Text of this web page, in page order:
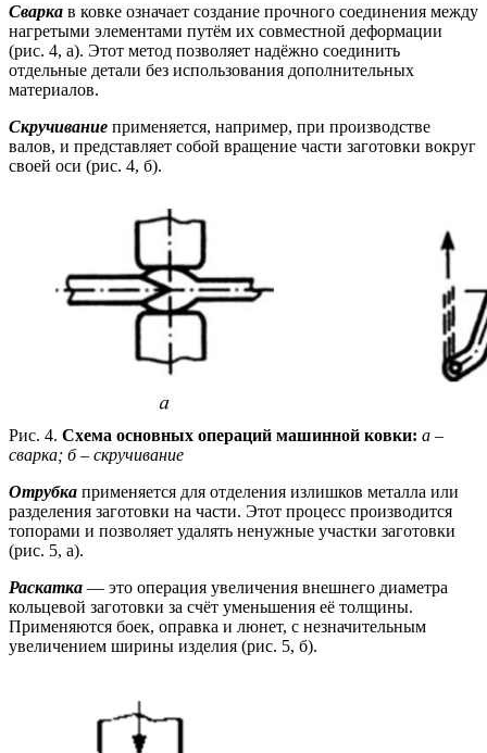
Сварка в ковке означает создание прочного соединения между
нагретыми элементами путём их совместной деформации
(рис. 4, а). Этот метод позволяет надёжно соединить
отдельные детали без использования дополнительных
материалов.
Скручивание применяется, например, при производстве
валов, и представляет собой вращение части заготовки вокруг
своей оси (рис. 4, б).
Рис. 4. Схема основных операций машинной ковки: а –
сварка; б – скручивание
Отрубка применяется для отделения излишков металла или
разделения заготовки на части. Этот процесс производится
топорами и позволяет удалять ненужные участки заготовки
(рис. 5, а).
Раскатка — это операция увеличения внешнего диаметра
кольцевой заготовки за счёт уменьшения её толщины.
Применяются боек, оправка и люнет, с незначительным
увеличением ширины изделия (рис. 5, б).